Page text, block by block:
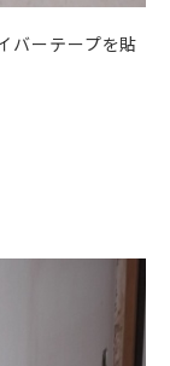
バーテープを貼